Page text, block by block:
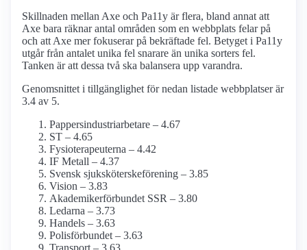
Skillnaden mellan Axe och Pa11y är flera, bland annat att
Axe bara räknar antal områden som en webbplats felar på
och att Axe mer fokuserar på bekräftade fel. Betyget i Pa11y
utgår från antalet unika fel snarare än unika sorters fel.
Tanken är att dessa två ska balansera upp varandra.
Genomsnittet i tillgänglighet för nedan listade webbplatser är
3.4 av 5.
Pappersindustri­arbetare – 4.67
ST – 4.65
Fysioterapeuterna – 4.42
IF Metall – 4.37
Svensk sjuksköterskeförening – 3.85
Vision – 3.83
Akademiker­förbundet SSR – 3.80
Ledarna – 3.73
Handels – 3.63
Polisförbundet – 3.63
Transport – 3.63